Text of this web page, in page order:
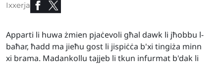
Ixxerja
Apparti li huwa żmien pjaċevoli għal dawk li jħobbu l-
baħar, ħadd ma jieħu gost li jispiċċa b'xi tingiża minn
xi brama. Madankollu tajjeb li tkun infurmat b'dak li